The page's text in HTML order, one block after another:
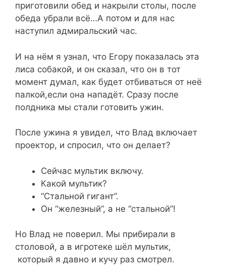
приготовили обед и накрыли столы, после
обеда убрали всё…А потом и для нас
наступил адмиральский час.
И на нём я узнал, что Егору показалась эта
лиса собакой, и он сказал, что он в тот
момент думал, как будет отбиваться от неё
палкой,если она нападёт. Сразу после
полдника мы стали готовить ужин.
После ужина я увидел, что Влад включает
проектор, и спросил, что он делает?
Сейчас мультик включу.
Какой мультик?
“Стальной гигант”.
Он “железный”, а не “стальной”!
Но Влад не поверил. Мы прибирали в
столовой, а в игротеке шёл мультик,
который я давно и кучу раз смотрел.